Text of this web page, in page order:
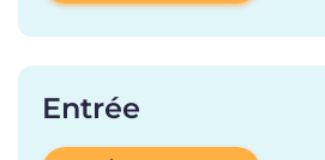
Entrée